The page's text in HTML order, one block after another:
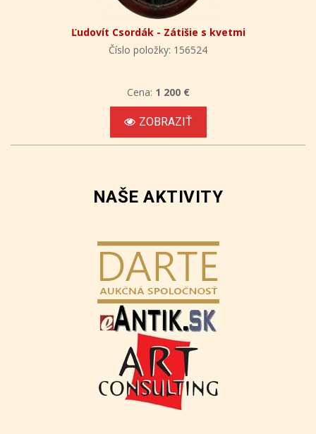
Ľudovít Csordák - Zátišie s kvetmi
Číslo položky: 156524
Cena: 1 200 €
ZOBRAZIŤ
NAŠE AKTIVITY